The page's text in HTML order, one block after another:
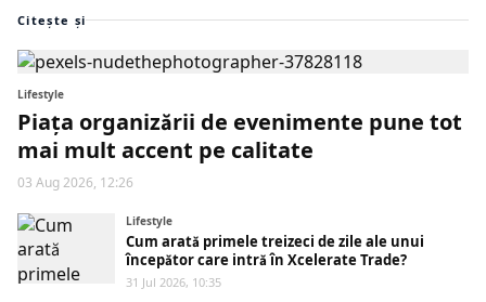
Citește și
Lifestyle
Piața organizării de evenimente pune tot
mai mult accent pe calitate
03 Aug 2026, 12:26
Lifestyle
Cum arată primele treizeci de zile ale unui
începător care intră în Xcelerate Trade?
31 Jul 2026, 10:35